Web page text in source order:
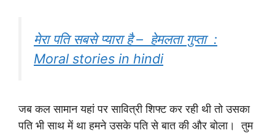
मेरा पति सबसे प्यारा है – हेमलता गुप्ता :
Moral stories in hindi
जब कल सामान यहां पर सावित्री शिफ्ट कर रही थी तो उसका
पति भी साथ में था हमने उसके पति से बात की और बोला। तुम